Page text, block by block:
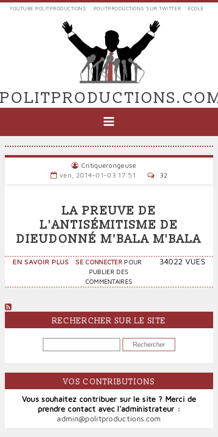
Aller
EXTERNES
POLIT'PRODUCTIONS
YOUTUBE POLITPRODUCTIONS POLITPRODUCTIONS SUR TWITTER ÉCOLE
PRINCIPALE
Critiquerongeuse
ven, 2014-01-03 17:51
32
LA PREUVE DE
L'ANTISÉMITISME DE
DIEUDONNÉ M'BALA M'BALA
EN SAVOIR PLUS SUR
PREUVE
DE
DIEUDONNÉ
M'BALA
M'BALA
SE CONNECTER POUR
PUBLIER DES
COMMENTAIRES
34022 VUES
RECHERCHER SUR LE SITE
RECHERCHER
VOS CONTRIBUTIONS
Vous souhaitez contribuer sur le site ? Merci de
prendre contact avec l'administrateur :
admin@politproductions.com